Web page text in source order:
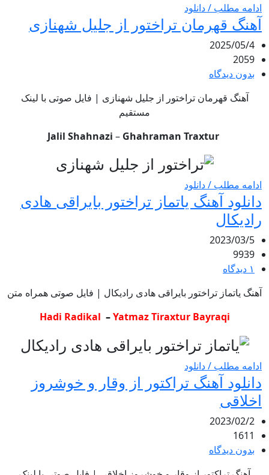
ادامه مطلب / دانلود
آهنگ قهرمان تراختور از جلیل شهنازی
2025/05/4
2059
بدون دیدگاه
آهنگ قهرمان تراختور از جلیل شهنازی | فایل صوتی با لینک
مستقیم
Jalil Shahnazi – Ghahraman Traxtur
ادامه مطلب / دانلود
دانلود آهنگ یاتماز تراختور بایراقی هادی
رادیکال
2023/03/5
9939
۱ دیدگاه
آهنگ یاتماز تراختور بایراقی هادی رادیکال | فایل صوتی همراه متن
Hadi Radikal –Yatmaz Tiraxtur Bayraqi
ادامه مطلب / دانلود
دانلود آهنگ تراکتور از وقار و خوشروز
اخلاقی
2023/02/2
1611
بدون دیدگاه